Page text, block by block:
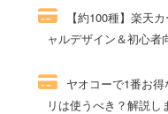
【約100種】楽天
ャルデザイン＆初心者
ヤオコーで1番お
リは使うべき？解説し